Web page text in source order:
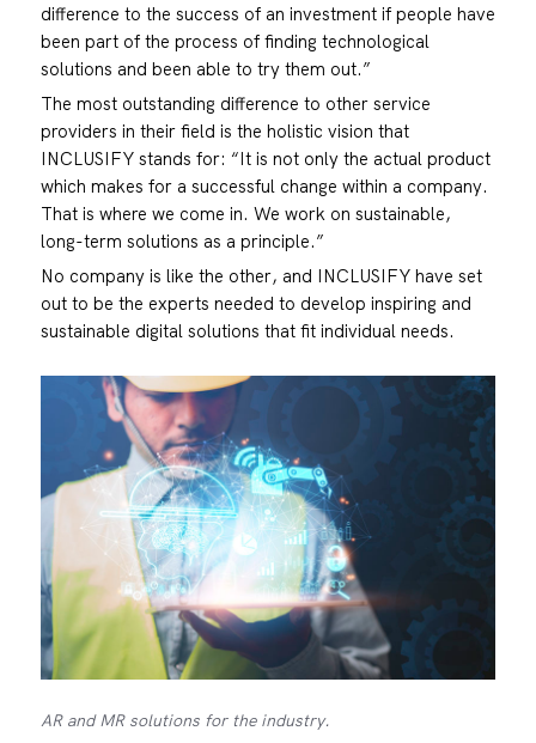
difference to the success of an investment if people have
been part of the process of finding technological
solutions and been able to try them out.”
The most outstanding difference to other service
providers in their field is the holistic vision that
INCLUSIFY stands for: “It is not only the actual product
which makes for a successful change within a company.
That is where we come in. We work on sustainable,
long-term solutions as a principle.”
No company is like the other, and INCLUSIFY have set
out to be the experts needed to develop inspiring and
sustainable digital solutions that fit individual needs.
AR and MR solutions for the industry.